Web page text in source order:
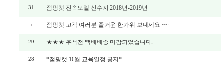
31 점핑캣 전속모델 신수지 2018년-2019년
점핑캣 고객 여러분 즐거운 한가위 보내세요 ~~
29 ★★★ 추석전 택배배송 마감되었습니다.
28 *점핑캣 10월 교육일정 공지*